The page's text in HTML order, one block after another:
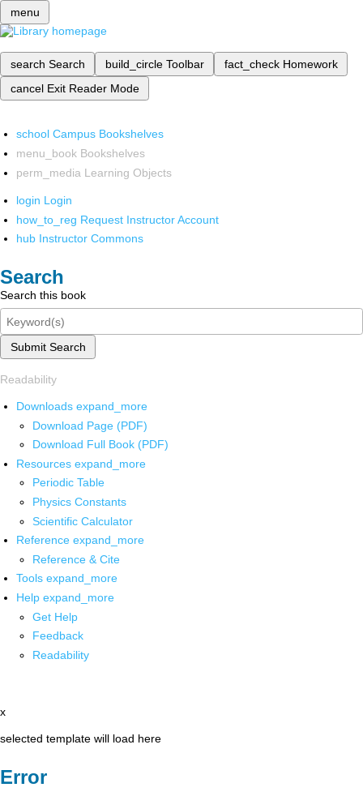
menu
search Search build_circle Toolbar fact_check Homework
cancel Exit Reader Mode
school Campus Bookshelves
menu_book Bookshelves
perm_media Learning Objects
login Login
how_to_reg Request Instructor Account
hub Instructor Commons
Search
Search this book
Submit Search
Readability
Downloads expand_more
Download Page (PDF)
Download Full Book (PDF)
Resources expand_more
Periodic Table
Physics Constants
Scientific Calculator
Reference expand_more
Reference & Cite
Tools expand_more
Help expand_more
Get Help
Feedback
Readability
x
selected template will load here
Error